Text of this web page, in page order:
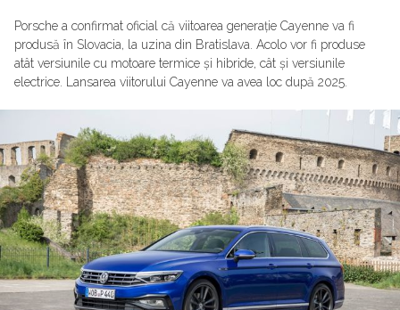
Porsche a confirmat oficial că viitoarea generație Cayenne va fi
produsă în Slovacia, la uzina din Bratislava. Acolo vor fi produse
atât versiunile cu motoare termice și hibride, cât și versiunile
electrice. Lansarea viitorului Cayenne va avea loc după 2025.